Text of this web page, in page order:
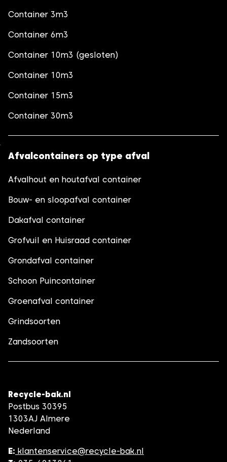
Container 3m3
Container 6m3
Container 10m3 (gesloten)
Container 10m3
Container 15m3
Container 30m3
Afvalcontainers op type afval
Afvalhout en houtafval container
Bouw- en sloopafval container
Dakafval container
Grofvuil en Huisraad container
Grondafval container
Schoon Puincontainer
Groenafval container
Grindsoorten
Zandsoorten
Recycle-bak.nl
Postbus 30395
1303AJ Almere
Nederland
E: klantenservice@recycle-bak.nl